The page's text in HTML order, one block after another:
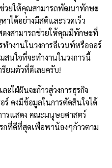
ช่วยให้คุณสามารถพัฒนาทักษะ
ได้อย่างมีสติและรวดเร็ว
ดงสามารถช่วยให้คุณมีทักษะที่
ำงานในวงการอีเวนท์หรือออร์
นใจที่จะทำงานในวงการนี้
ยมตัวที่ดีเลยครับ!
ใฝ่ฝันจะก้าวสู่วงการธุรกิจ
ร์ คงมีข้อมูลในการตัดสินใจได้
ารแสดง คณะมนุษยศาสตร์
กที่ดีที่สุดเพื่อพาน้องๆก้าวตาม